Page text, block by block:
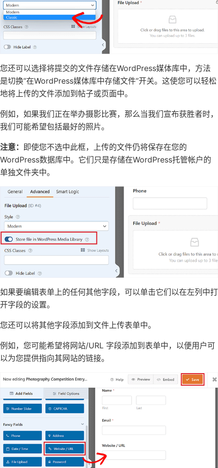
您还可以选择将提交的文件存储在WordPress媒体库中，方法
是切换“在WordPress媒体库中存储文件”开关。这使您可以轻松
地将上传的文件添加到帖子或页面中。
例如，如果我们正在举办摄影比赛，那么当我们宣布获胜者时，
我们可能希望包括最好的照片。
注意： 即使您不选中此框，上传的文件仍将保存在您的
WordPress数据库中。它们只是存储在WordPress托管帐户的
单独文件夹中。
如果要编辑表单上的任何其他字段，可以单击它们以在左列中打
开字段的设置。
您还可以将其他字段添加到文件上传表单中。
例如，您可能希望将网站/URL 字段添加到表单中，以便用户可
以为您提供指向其网站的链接。